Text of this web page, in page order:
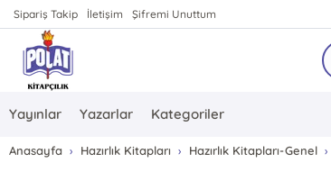
Sipariş Takip İletişim Şifremi Unuttum
Yayınlar Yazarlar Kategoriler
Anasayfa Hazırlık Kitapları Hazırlık Kitapları-Genel